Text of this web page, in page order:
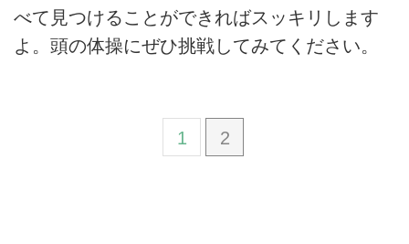
べて見つけることができればスッキリします
よ。頭の体操にぜひ挑戦してみてください。
1 2